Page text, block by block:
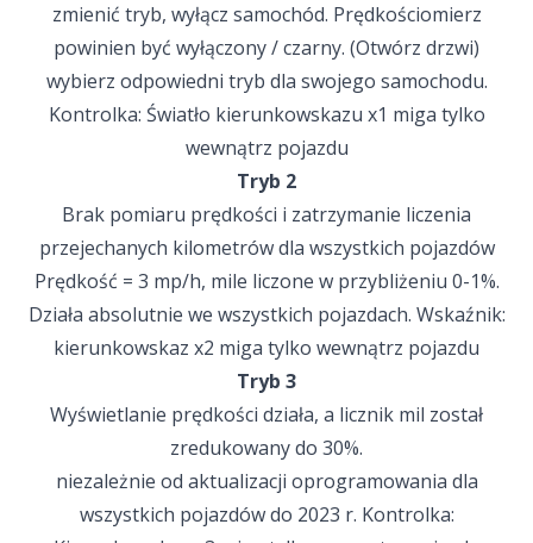
zmienić tryb, wyłącz samochód. Prędkościomierz
powinien być wyłączony / czarny. (Otwórz drzwi)
wybierz odpowiedni tryb dla swojego samochodu.
Kontrolka: Światło kierunkowskazu x1 miga tylko
wewnątrz pojazdu
Tryb 2
Brak pomiaru prędkości i zatrzymanie liczenia
przejechanych kilometrów dla wszystkich pojazdów
Prędkość = 3 mp/h, mile liczone w przybliżeniu 0-1%.
Działa absolutnie we wszystkich pojazdach. Wskaźnik:
kierunkowskaz x2 miga tylko wewnątrz pojazdu
Tryb 3
Wyświetlanie prędkości działa, a licznik mil został
zredukowany do 30%.
niezależnie od aktualizacji oprogramowania dla
wszystkich pojazdów do 2023 r. Kontrolka: